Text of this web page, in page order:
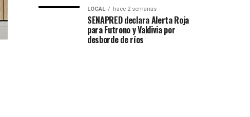
LOCAL hace 2 semanas
SENAPRED declara Alerta Roja
para Futrono y Valdivia por
desborde de ríos